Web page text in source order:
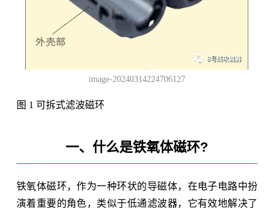
image-20240314224706127
图 1 可拆式滤波磁环
一、什么是铁氧体磁环?
铁氧体磁环，作为一种环状的导磁体，在电子电路中扮
演着重要的角色，类似于低通滤波器，它有效地解决了